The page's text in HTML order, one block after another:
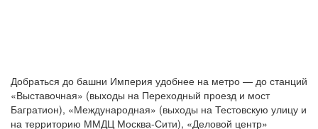
Добраться до башни Империя удобнее на метро — до станций
«Выставочная» (выходы на Переходный проезд и мост
Багратион), «Международная» (выходы на Тестовскую улицу и
на территорию ММДЦ Москва-Сити), «Деловой центр»